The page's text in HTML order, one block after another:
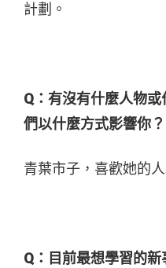
計劃。
Q：有沒有什麼人物
們以什麼方式影響你？
青葉市子，喜歡她的
Q：目前最想學習的